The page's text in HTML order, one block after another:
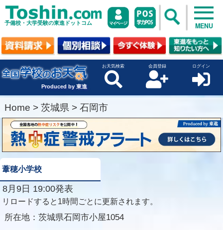
予備校・大学受験の東進ドットコム MENU
Produced by 東進
お天気検索 会員登録 ログイン
Home > 茨城県 > 石岡市
葦穂小学校
8月9日 19:00発表
リロードすると1時間ごとに更新されます。
所在地： 茨城県石岡市小屋1054